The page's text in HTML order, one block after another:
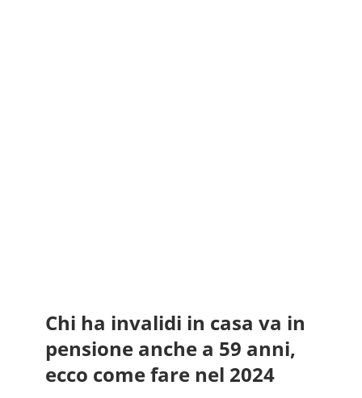
Chi ha invalidi in casa va in
pensione anche a 59 anni,
ecco come fare nel 2024